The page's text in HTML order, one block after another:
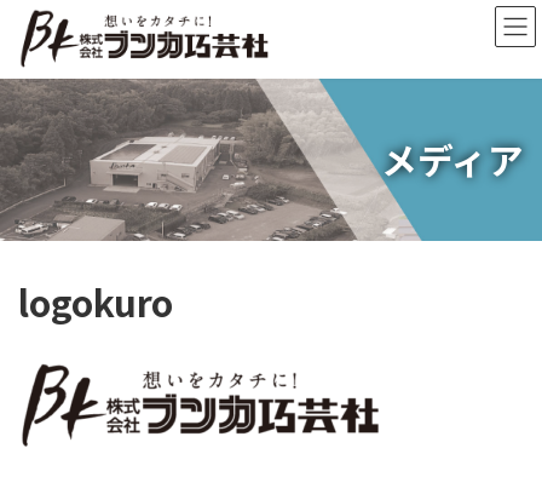
ン
ツ
へ
ス
キ
ッ
プ
ー
シ
ョ
ン
に
移
動
メディア
logokuro